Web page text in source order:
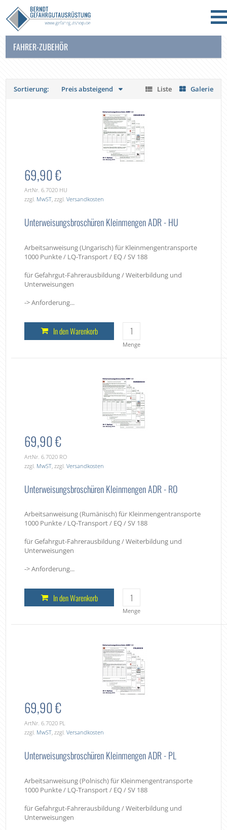
FAHRER-ZUBEHÖR
Sortierung: Preis absteigend Liste Galerie
69,90 €
ArtNr. 6.7020 HU
zzgl. MwST, zzgl.Versandkosten
Unterweisungsbroschüren Kleinmengen ADR - HU
Arbeitsanweisung (Ungarisch) für Kleinmengentransporte
1000 Punkte / LQ-Transport / EQ / SV 188
für Gefahrgut-Fahrerausbildung / Weiterbildung und
Unterweisungen
-> Anforderung...
Menge
In den Warenkorb
69,90 €
ArtNr. 6.7020 RO
zzgl. MwST , zzgl.Versandkosten
Unterweisungsbroschüren Kleinmengen ADR - RO
Arbeitsanweisung (Rumänisch) für Kleinmengentransporte
1000 Punkte / LQ-Transport / EQ / SV 188
für Gefahrgut-Fahrerausbildung / Weiterbildung und
Unterweisungen
-> Anforderung...
Menge
In den Warenkorb
69,90 €
ArtNr. 6.7020 PL
zzgl. MwST , zzgl.Versandkosten
Unterweisungsbroschüren Kleinmengen ADR - PL
Arbeitsanweisung (Polnisch) für Kleinmengentransporte
1000 Punkte / LQ-Transport / EQ / SV 188
für Gefahrgut-Fahrerausbildung / Weiterbildung und
Unterweisungen